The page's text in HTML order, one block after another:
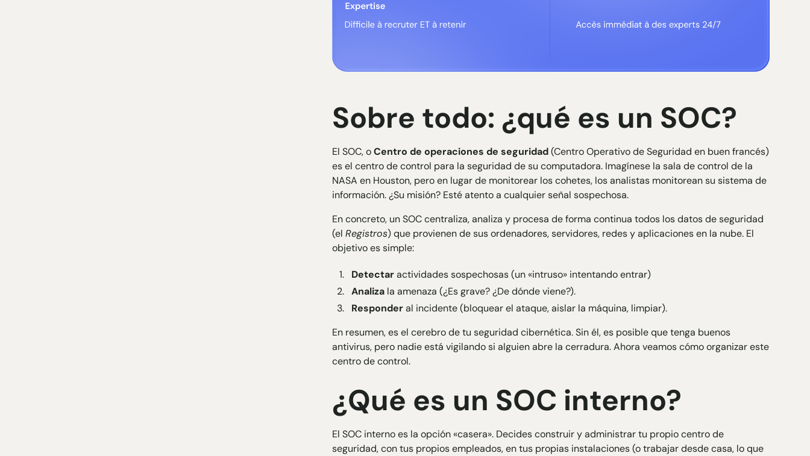
Sobre todo: ¿qué es un SOC?
El SOC, oCentro de operaciones de seguridad(Centro Operativo de Seguridad en buen francés)
es el centro de control para la seguridad de su computadora. Imagínese la sala de control de la
NASA en Houston, pero en lugar de monitorear los cohetes, los analistas monitorean su sistema de
información. ¿Su misión? Esté atento a cualquier señal sospechosa.
En concreto, un SOC centraliza, analiza y procesa de forma continua todos los datos de seguridad
(el Registros) que provienen de sus ordenadores, servidores, redes y aplicaciones en la nube. El
objetivo es simple:
Detectaractividades sospechosas (un «intruso» intentando entrar)
Analizala amenaza (¿Es grave? ¿De dónde viene?).
Responderal incidente (bloquear el ataque, aislar la máquina, limpiar).
En resumen, es el cerebro de tu seguridad cibernética. Sin él, es posible que tenga buenos
antivirus, pero nadie está vigilando si alguien abre la cerradura. Ahora veamos cómo organizar este
centro de control.
¿Qué es un SOC interno?
El SOC interno es la opción «casera». Decides construir y administrar tu propio centro de
seguridad, con tus propios empleados, en tus propias instalaciones (o trabajar desde casa, lo que